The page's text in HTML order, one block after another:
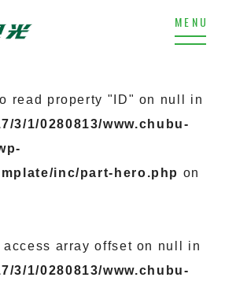
read property "ID" on null in
3/1/0280813/www.chubu-
inc/part-hero.php on
access array offset on null in
3/1/0280813/www.chubu-